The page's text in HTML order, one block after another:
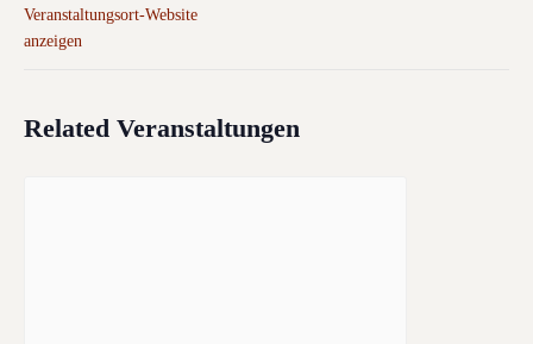
Veranstaltungsort-Website
anzeigen
Related Veranstaltungen